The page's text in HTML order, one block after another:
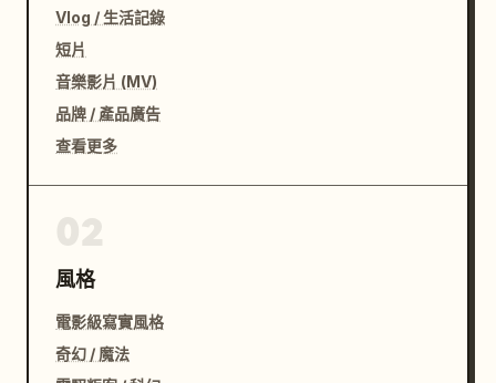
Vlog / 生活記錄
短片
音樂影片 (MV)
品牌 / 產品廣告
查看更多
風格
電影級寫實風格
奇幻 / 魔法